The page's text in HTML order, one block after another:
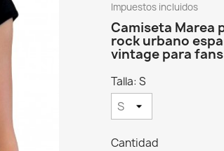
Impuestos incluidos
Camiseta Marea
rock urbano
vintage para
Talla: S
Cantidad